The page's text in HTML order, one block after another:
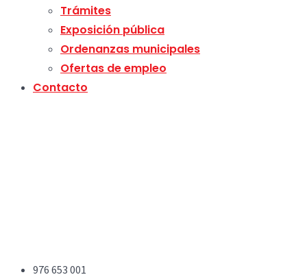
Trámites
Exposición pública
Ordenanzas municipales
Ofertas de empleo
Contacto
976 653 001